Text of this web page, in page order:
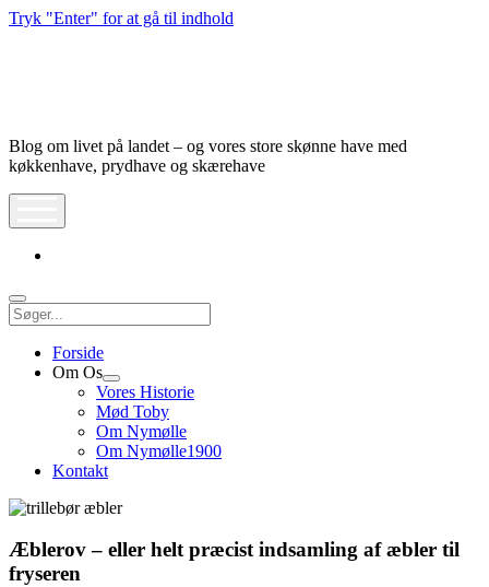
Tryk "Enter" for at gå til indhold
Blog om livet på landet – og vores store skønne have med
køkkenhave, prydhave og skærehave
Søg
Forside
Om Os
Åbn
dropdown
meny
Vores Historie
Mød Toby
Om Nymølle
Om Nymølle1900
Kontakt
Æblerov – eller helt præcist indsamling af æbler til
fryseren